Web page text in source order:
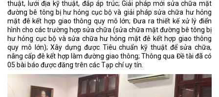
thuật, lưới địa kỹ thuật, đắp áp trúc; Giải pháp mới sửa chữa mặt
đường bê tông bị hư hỏng cục bộ và giải pháp sửa chữa hư hỏng
mặt đê kết hợp giao thông quy mô lớn; Đưa ra thiết kế xử lý điển
hình cho các trường hợp sửa chữa (sửa chữa mặt đường bê tông bị
hư hỏng cục bộ và sửa chữa hư hỏng mặt đê kết hợp giao thông
quy mô lớn); Xây dựng được Tiêu chuẩn kỹ thuật để sửa chữa,
nâng cấp đê kết hợp làm đường giao thông; Thông qua Đề tài đã có
05 bài báo được đăng trên các Tạp chí uy tín.